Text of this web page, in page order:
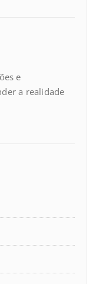
e
a realidade